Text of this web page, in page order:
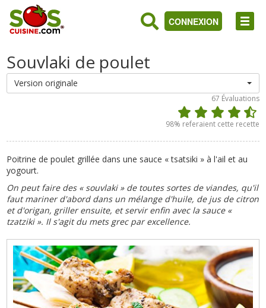
CONNEXION
Souvlaki de poulet
Version originale
67 Évaluations
98% referaient cette recette
Poitrine de poulet grillée dans une sauce « tsatsiki » à l'ail et au
yogourt.
On peut faire des « souvlaki » de toutes sortes de viandes, qu'il
faut mariner d'abord dans un mélange d'huile, de jus de citron
et d'origan, griller ensuite, et servir enfin avec la sauce «
tzatziki ». Il s'agit du mets grec par excellence.